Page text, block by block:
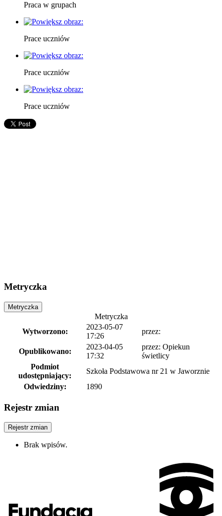
Praca w grupach
Prace uczniów
Prace uczniów
Prace uczniów
Metryczka
Metryczka
Metryczka
Wytworzono:
2023-05-07
17:26
przez:
Opublikowano:
2023-04-05
17:32
przez: Opiekun
świetlicy
Podmiot
udostępniający:
Szkoła Podstawowa nr 21 w Jaworznie
Odwiedziny:
1890
Rejestr zmian
Rejestr zmian
Brak wpisów.